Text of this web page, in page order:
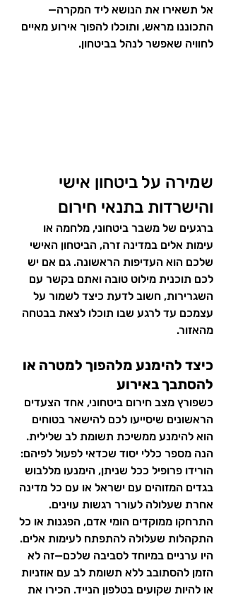
אל תשאירו את הנושא ליד המקרה—
התכוננו מראש, ותוכלו להפוך אירוע מאיים
לחוויה שאפשר לנהל בביטחון.
שמירה על ביטחון אישי
והישרדות בתנאי חירום
ברגעים של משבר ביטחוני, מלחמה או
עימות אלים במדינה זרה, הביטחון האישי
שלכם הוא העדיפות הראשונה. גם אם יש
לכם תוכנית מילוט טובה ואתם בקשר עם
השגרירות, חשוב לדעת כיצד לשמור על
עצמכם עד לרגע שבו תוכלו לצאת בבטחה
מהאזור.
כיצד להימנע מלהפוך למטרה או
להסתבך באירוע
כשפורץ מצב חירום ביטחוני, אחד הצעדים
הראשונים שיסייעו לכם להישאר בטוחים
הוא להימנע ממשיכת תשומת לב שלילית.
הנה מספר כללי יסוד שכדאי לפעול לפיהם:
הורידו פרופיל ככל שניתן, הימנעו מללבוש
בגדים המזוהים עם ישראל או עם כל מדינה
אחרת שעלולה לעורר רגשות עוינים.
התרחקו ממוקדים הומי אדם, הפגנות או כל
התקהלות שעלולה להתפתח לעימות אלים.
היו ערניים במיוחד לסביבה שלכם—זה לא
הזמן להסתובב ללא תשומת לב עם אוזניות
או להיות שקועים בטלפון הנייד. הכירו את